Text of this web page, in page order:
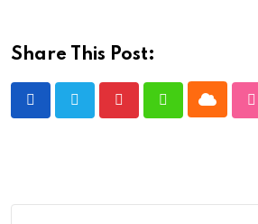
Share This Post:
WhatsappCloud